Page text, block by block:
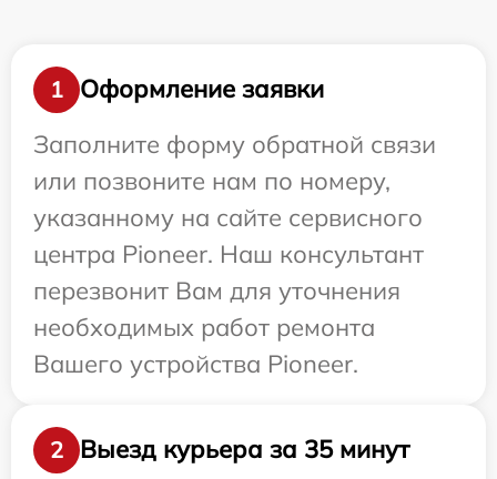
1
Оформление заявки
Заполните форму обратной связи
или позвоните нам по номеру,
указанному на сайте сервисного
центра Pioneer. Наш консультант
перезвонит Вам для уточнения
необходимых работ ремонта
Вашего устройства Pioneer.
2
Выезд курьера за 35 минут